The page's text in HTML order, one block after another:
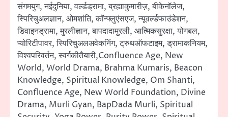
संगमयुग, नईदुनिया, वर्ल्डड्रामा, ब्रह्माकुमारीज़, बीकेनॉलेज,
स्पिरिचुअलज्ञान, ओमशांति, कॉन्फ्लुएंसएज, न्यूवर्ल्डफाउंडेशन,
डिवाइनड्रामा, मुरलीज्ञान, बापदादामुरली, आत्मिकसुरक्षा, योगबल,
प्योरिटीपावर, स्पिरिचुअलअवेकनिंग, ट्रुथऑफटाइम, ड्रामाकनियम,
विश्वपरिवर्तन, स्वर्गकीतैयारी,Confluence Age, New
World, World Drama, Brahma Kumaris, Beacon
Knowledge, Spiritual Knowledge, Om Shanti,
Confluence Age, New World Foundation, Divine
Drama, Murli Gyan, BapDada Murli, Spiritual